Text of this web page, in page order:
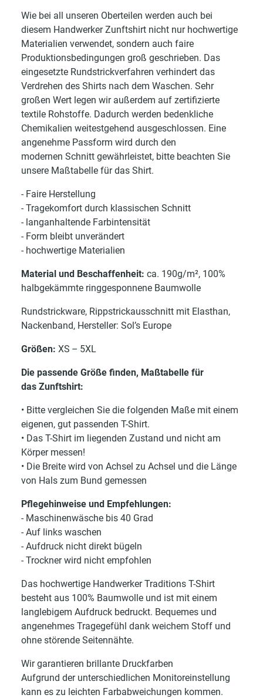
Wie bei all unseren Oberteilen werden auch bei
diesem Handwerker Zunftshirt nicht nur hochwertige
Materialien verwendet, sondern auch faire
Produktionsbedingungen groß geschrieben. Das
eingesetzte Rundstrickverfahren verhindert das
Verdrehen des Shirts nach dem Waschen. Sehr
großen Wert legen wir außerdem auf zertifizierte
textile Rohstoffe. Dadurch werden bedenkliche
Chemikalien weitestgehend ausgeschlossen. Eine
angenehme Passform wird durch den
modernen Schnitt gewährleistet, bitte beachten Sie
unsere Maßtabelle für das Shirt.
- Faire Herstellung
- Tragekomfort durch klassischen Schnitt
- langanhaltende Farbintensität
- Form bleibt unverändert
- hochwertige Materialien
Material und Beschaffenheit: ca. 190g/m², 100%
halbgekämmte ringgesponnene Baumwolle
Rundstrickware, Rippstrickausschnitt mit Elasthan,
Nackenband, Hersteller: Sol’s Europe
Größen: XS – 5XL
Die passende Größe finden, Maßtabelle für
das Zunftshirt:
• Bitte vergleichen Sie die folgenden Maße mit einem
eigenen, gut passenden T-Shirt.
• Das T-Shirt im liegenden Zustand und nicht am
Körper messen!
• Die Breite wird von Achsel zu Achsel und die Länge
von Hals zum Bund gemessen
Pflegehinweise und Empfehlungen:
- Maschinenwäsche bis 40 Grad
- Auf links waschen
- Aufdruck nicht direkt bügeln
- Trockner wird nicht empfohlen
Das hochwertige Handwerker Traditions T-Shirt
besteht aus 100% Baumwolle und ist mit einem
langlebigem Aufdruck bedruckt. Bequemes und
angenehmes Tragegefühl dank weichem Stoff und
ohne störende Seitennähte.
Wir garantieren brillante Druckfarben
Aufgrund der unterschiedlichen Monitoreinstellung
kann es zu leichten Farbabweichungen kommen.